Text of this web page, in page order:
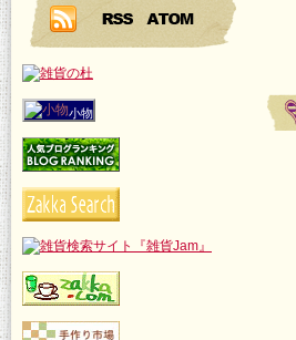
小物